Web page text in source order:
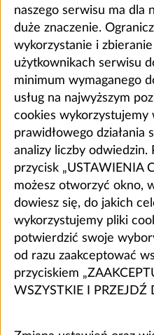
naszego serwisu ma dla
duże znaczenie.
wykorzystanie i
użytkownikach serwisu
minimum wymaganego
usług na najwyższym
cookies wykorzystujemy
prawidłowego działania
analizy liczby odwiedzin.
przycisk „USTAWIENIA
możesz otworzyć okno,
dowiesz się, do jakich
wykorzystujemy pliki
potwierdzić swoje
od razu zaakceptować
przyciskiem
WSZYSTKIE I PRZEJDŹ